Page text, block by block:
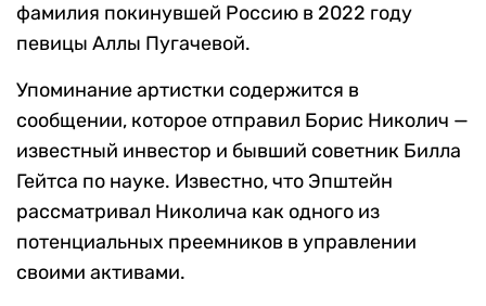
фамилия покинувшей Россию в 2022 году
певицы Аллы Пугачевой.
Упоминание артистки содержится в
сообщении, которое отправил Борис Николич —
известный инвестор и бывший советник Билла
Гейтса по науке. Известно, что Эпштейн
рассматривал Николича как одного из
потенциальных преемников в управлении
своими активами.